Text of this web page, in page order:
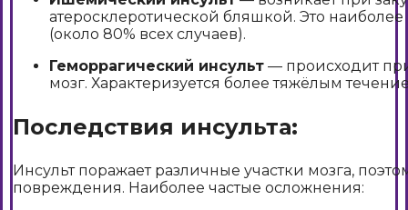
атеросклеротической бляшкой. Это
(около 80% всех случаев).
Геморрагический инсульт — происходит
мозг. Характеризуется более тяжёлым
Последствия инсульта:
Инсульт поражает различные участки мозга,
повреждения. Наиболее частые осложнения: